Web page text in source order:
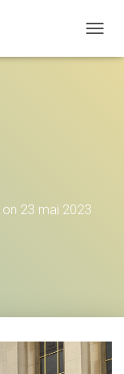
on 23 mai 2023